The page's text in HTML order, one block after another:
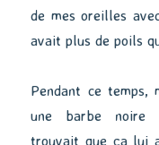
de mes oreilles
avait plus de poils
Pendant ce
une barbe noire
trouvait que ça lui